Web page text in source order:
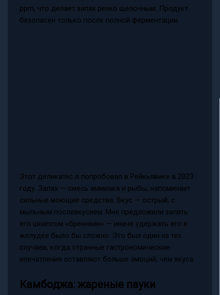
ppm, что делает запах резко щелочным. Продукт
безопасен только после полной ферментации.
Этот деликатес я попробовал в Рейкьявике в 2023
году. Запах — смесь аммиака и рыбы, напоминает
сильные моющие средства. Вкус — острый, с
мыльным послевкусием. Мне предложили запить
его шнапсом «бреннвин» — иначе удержать его в
желудке было бы сложно. Это был один из тех
случаев, когда странные гастрономические
впечатления оставляют больше эмоций, чем вкуса.
Камбоджа: жареные пауки